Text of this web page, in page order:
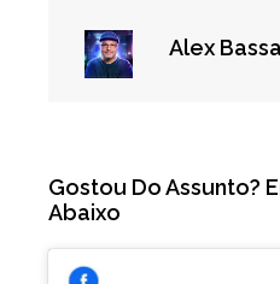
Alex
Gostou Do Assunto?
Abaixo